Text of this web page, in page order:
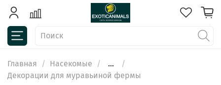
Главная Насекомые
...
Декорации для муравьиной фермы